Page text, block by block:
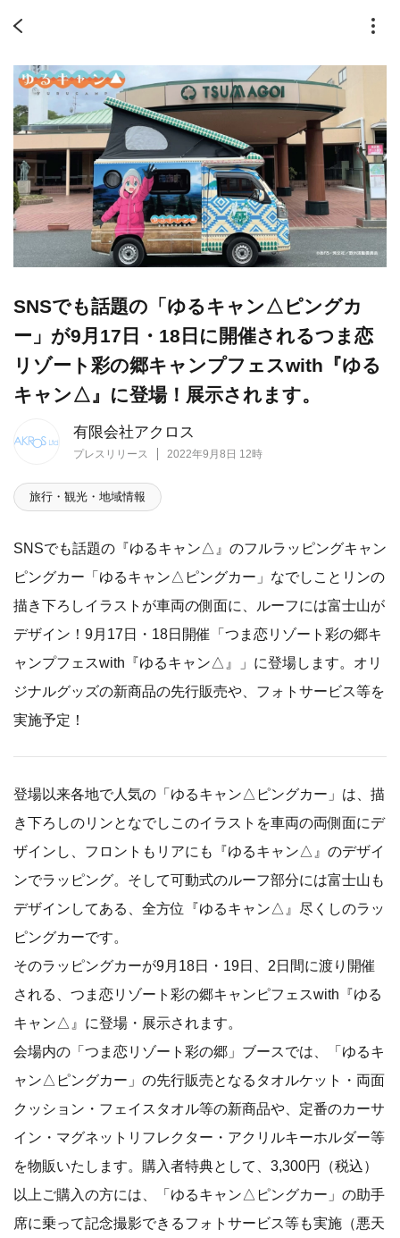
有限会社アクロス
プレスリリース 2022年9月8日 12時
SNSでも話題の「ゆるキャン△ピングカ
ー」が9月17日・18日に開催されるつま恋
リゾート彩の郷キャンプフェスwith『ゆる
キャン△』に登場！展示されます。
旅行・観光・地域情報
SNSでも話題の『ゆるキャン△』のフルラッピングキャン
ピングカー「ゆるキャン△ピングカー」なでしことリンの
描き下ろしイラストが車両の側面に、ルーフには富士山が
デザイン！9月17日・18日開催「つま恋リゾート彩の郷キ
ャンプフェスwith『ゆるキャン△』」に登場します。オリ
ジナルグッズの新商品の先行販売や、フォトサービス等を
実施予定！
登場以来各地で人気の「ゆるキャン△ピングカー」は、描
き下ろしのリンとなでしこのイラストを車両の両側面にデ
ザインし、フロントもリアにも『ゆるキャン△』のデザイ
ンでラッピング。そして可動式のルーフ部分には富士山も
デザインしてある、全方位『ゆるキャン△』尽くしのラッ
ピングカーです。
そのラッピングカーが9月18日・19日、2日間に渡り開催
される、つま恋リゾート彩の郷キャンピフェスwith『ゆる
キャン△』に登場・展示されます。
会場内の「つま恋リゾート彩の郷」ブースでは、「ゆるキ
ャン△ピングカー」の先行販売となるタオルケット・両面
クッション・フェイスタオル等の新商品や、定番のカーサ
イン・マグネットリフレクター・アクリルキーホルダー等
を物販いたします。購入者特典として、3,300円（税込）
以上ご購入の方には、「ゆるキャン△ピングカー」の助手
席に乗って記念撮影できるフォトサービス等も実施（悪天